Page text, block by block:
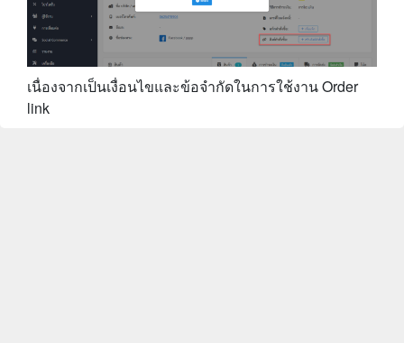
เนื่องจากเป็นเงื่อนไขและข้อจำกัดในการใช้งาน Order
link